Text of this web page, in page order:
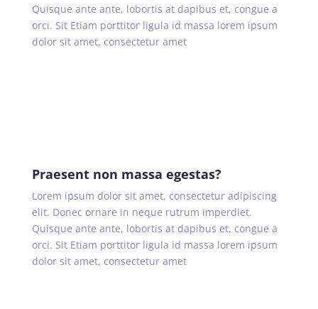
Quisque ante ante, lobortis at dapibus et, congue a
orci. Sit Etiam porttitor ligula id massa lorem ipsum
dolor sit amet, consectetur amet
Praesent non massa egestas?
Lorem ipsum dolor sit amet, consectetur adipiscing
elit. Donec ornare in neque rutrum imperdiet.
Quisque ante ante, lobortis at dapibus et, congue a
orci. Sit Etiam porttitor ligula id massa lorem ipsum
dolor sit amet, consectetur amet